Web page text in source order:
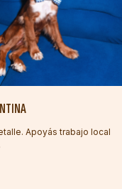
Apoyás trabajo local